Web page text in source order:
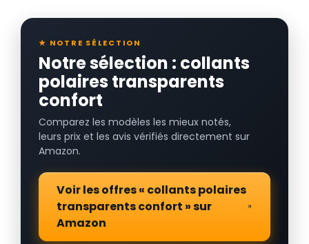
★ NOTRE SÉLECTION
Notre sélection : collants
polaires transparents
confort
Comparez les modèles les mieux notés,
leurs prix et les avis vérifiés directement sur
Amazon.
Voir les offres « collants polaires
transparents confort » sur
Amazon